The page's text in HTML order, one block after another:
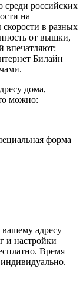
среди российских
на
в разных
от вышки,
впечатляют:
Билайн
дома,
можно:
форма
адресу
и настройки
Время